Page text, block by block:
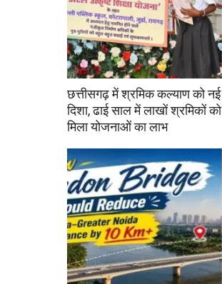
छत्तीसगढ़ में श्रमिक कल्याण को नई
दिशा, ढाई साल में लाखों श्रमिकों को
मिला योजनाओं का लाभ